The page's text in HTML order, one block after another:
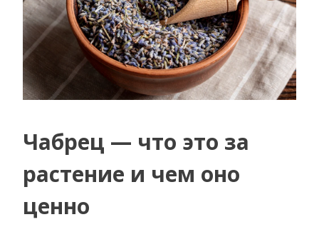
Чабрец — что это за
растение и чем оно
ценно